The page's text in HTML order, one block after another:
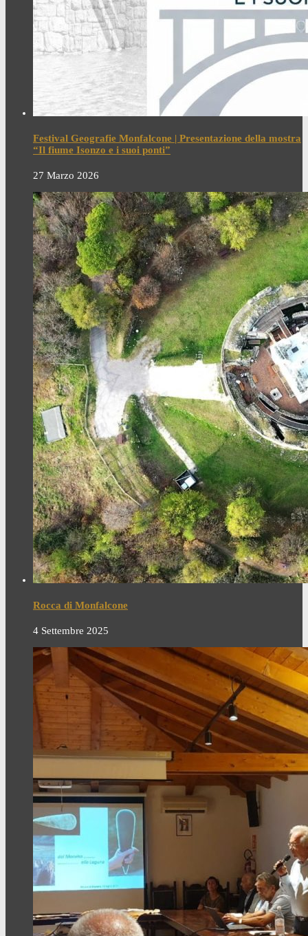
Festival Geografie Monfalcone | Presentazione della mostra
“Il fiume Isonzo e i suoi ponti”
27 Marzo 2026
Rocca di Monfalcone
4 Settembre 2025